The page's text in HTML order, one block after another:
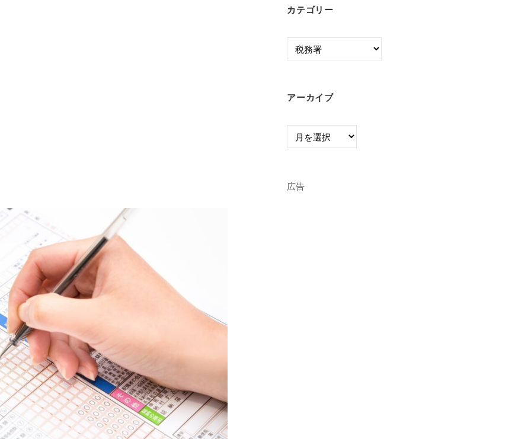
カテゴリー
カ
テ
ー
アーカイブ
ア
ブ
広告